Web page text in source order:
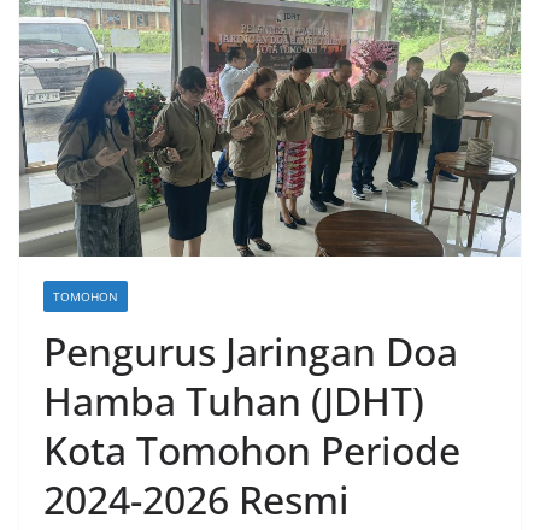
TOMOHON
Pengurus Jaringan Doa
Hamba Tuhan (JDHT)
Kota Tomohon Periode
2024-2026 Resmi